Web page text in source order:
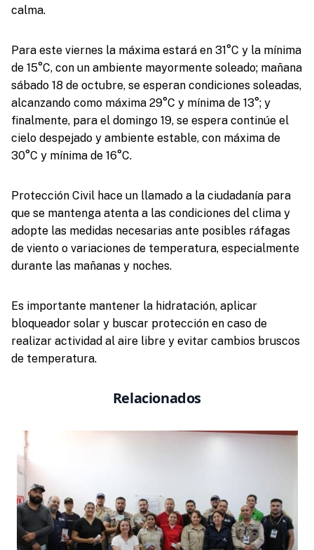
calma.
Para este viernes la máxima estará en 31°C y la mínima
de 15°C, con un ambiente mayormente soleado; mañana
sábado 18 de octubre, se esperan condiciones soleadas,
alcanzando como máxima 29°C y mínima de 13°; y
finalmente, para el domingo 19, se espera continúe el
cielo despejado y ambiente estable, con máxima de
30°C y mínima de 16°C.
Protección Civil hace un llamado a la ciudadanía para
que se mantenga atenta a las condiciones del clima y
adopte las medidas necesarias ante posibles ráfagas
de viento o variaciones de temperatura, especialmente
durante las mañanas y noches.
Es importante mantener la hidratación, aplicar
bloqueador solar y buscar protección en caso de
realizar actividad al aire libre y evitar cambios bruscos
de temperatura.
Relacionados